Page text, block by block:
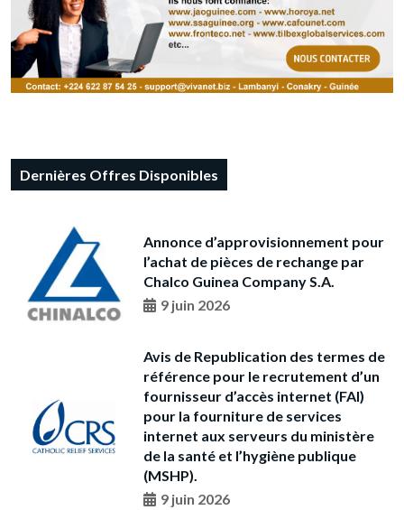
Dernières Offres Disponibles
Annonce d’approvisionnement pour
l’achat de pièces de rechange par
Chalco Guinea Company S.A.
9 juin 2026
Avis de Republication des termes de
référence pour le recrutement d’un
fournisseur d’accès internet (FAI)
pour la fourniture de services
internet aux serveurs du ministère
de la santé et l’hygiène publique
(MSHP).
9 juin 2026